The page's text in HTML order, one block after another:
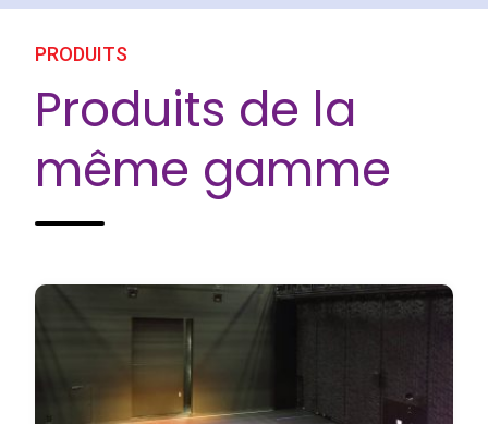
PRODUITS
Produits de la
même gamme